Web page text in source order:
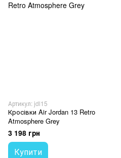
Артикул: jdl15
Кросівки Air Jordan 13 Retro
Atmosphere Grey
3 198 грн
Купити